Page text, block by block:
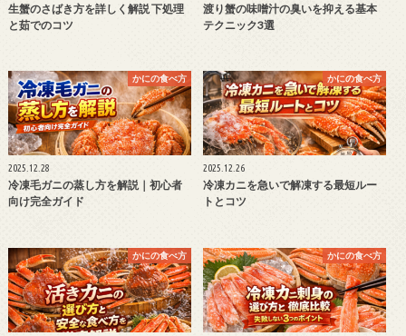
生蟹のさばき方を詳しく解説 下処理
と茹でのコツ
渡り蟹の味噌汁の臭いを抑える基本
テクニック3選
かにの食べ方
2025.12.28
冷凍毛ガニの蒸し方を解説｜初心者
向け完全ガイド
かにの食べ方
2025.12.26
冷凍カニを急いで解凍する最短ルー
トとコツ
かにの食べ方 かにの食べ方